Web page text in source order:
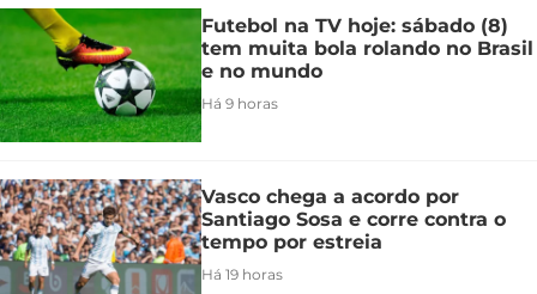
Futebol na TV hoje: sábado (8)
tem muita bola rolando no Brasil
e no mundo
Há 9 horas
Vasco chega a acordo por
Santiago Sosa e corre contra o
tempo por estreia
Há 19 horas